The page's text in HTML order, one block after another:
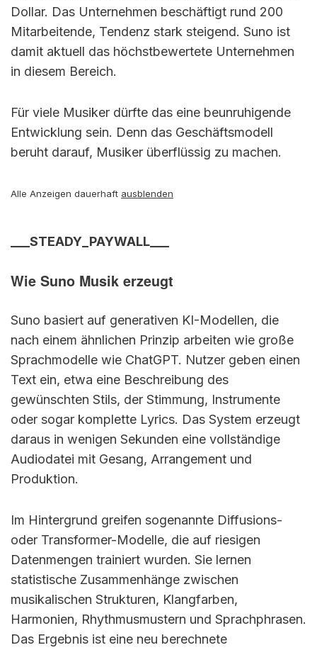
Dollar. Das Unternehmen beschäftigt rund 200
Mitarbeitende, Tendenz stark steigend. Suno ist
damit aktuell das höchstbewertete Unternehmen
in diesem Bereich.
Für viele Musiker dürfte das eine beunruhigende
Entwicklung sein. Denn das Geschäftsmodell
beruht darauf, Musiker überflüssig zu machen.
Alle Anzeigen dauerhaft ausblenden
___STEADY_PAYWALL___
Wie Suno Musik erzeugt
Suno basiert auf generativen KI-Modellen, die
nach einem ähnlichen Prinzip arbeiten wie große
Sprachmodelle wie ChatGPT. Nutzer geben einen
Text ein, etwa eine Beschreibung des
gewünschten Stils, der Stimmung, Instrumente
oder sogar komplette Lyrics. Das System erzeugt
daraus in wenigen Sekunden eine vollständige
Audiodatei mit Gesang, Arrangement und
Produktion.
Im Hintergrund greifen sogenannte Diffusions-
oder Transformer-Modelle, die auf riesigen
Datenmengen trainiert wurden. Sie lernen
statistische Zusammenhänge zwischen
musikalischen Strukturen, Klangfarben,
Harmonien, Rhythmusmustern und Sprachphrasen.
Das Ergebnis ist eine neu berechnete